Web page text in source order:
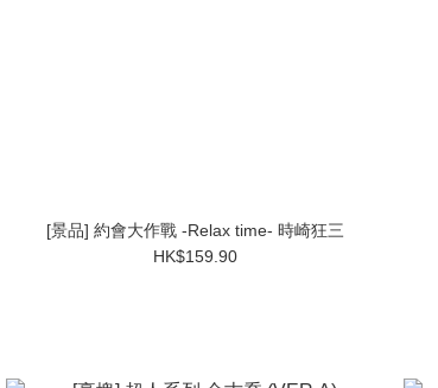
[景品] 約會大作戰 -Relax time- 時崎狂三
HK$159.90